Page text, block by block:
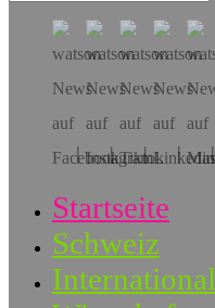
Startseite
Schweiz
International